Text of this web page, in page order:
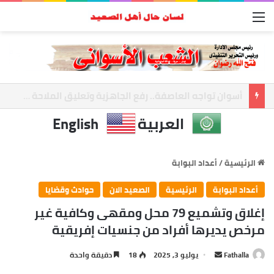
العربية English
الرئيسية/أعداد البوابة
أعداد البوابة
الرئيسية الصعيد الان حوادث وقضايا
إغلاق وتشميع 79 محل ومقهى وكافية غير
مرخص يديرها أفراد من جنسيات إفريقية
Fathalla يوليو 3, 2025 18 دقيقة واحدة